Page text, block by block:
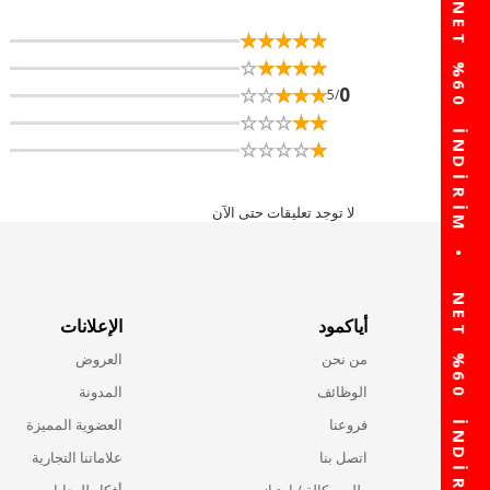
0
/5
☆
☆
☆
☆
☆ ★
★
★
★
★
☆
☆
☆
☆
☆ ★
★
★
★
★
☆
☆
☆
☆
☆ ★
★
★
★
★
☆
☆
☆
☆
☆ ★
★
★
★
★
☆
☆
☆
☆
☆ ★
★
★
★
★
لا توجد تعليقات حتى الآن
أياكمود
من نحن
الوظائف
فروعنا
اتصل بنا
الإعلانات
العروض
المدونة
العضوية المميزة
علاماتنا التجارية